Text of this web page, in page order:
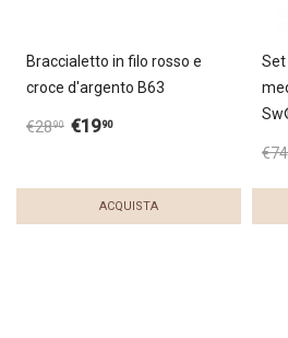
Braccialetto in filo rosso e
croce d'argento B63
€2890 €1990
ACQUISTA
Set
€74